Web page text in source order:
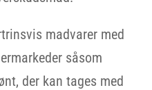
madvarer med
såsom
der kan tages med